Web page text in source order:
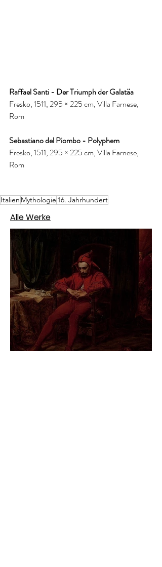
Raffael Santi - Der Triumph der Galatäa
Fresko, 1511, 295 × 225 cm, Villa Farnese,
Rom
Sebastiano del Piombo - Polyphem
Fresko, 1511, 295 × 225 cm, Villa Farnese,
Rom
Italien Mythologie 16. Jahrhundert
Alle Werke